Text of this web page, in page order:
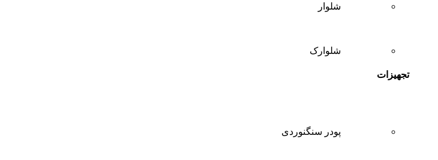
شلوار
شلوارک
تجهیزات
پودر سنگنوردی